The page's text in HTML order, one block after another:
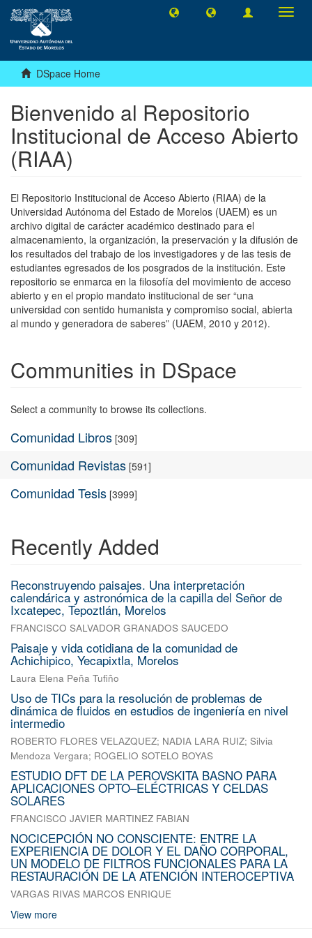
DSpace Home
Bienvenido al Repositorio
Institucional de Acceso Abierto
(RIAA)
El Repositorio Institucional de Acceso Abierto (RIAA) de la
Universidad Autónoma del Estado de Morelos (UAEM) es un
archivo digital de carácter académico destinado para el
almacenamiento, la organización, la preservación y la difusión de
los resultados del trabajo de los investigadores y de las tesis de
estudiantes egresados de los posgrados de la institución. Este
repositorio se enmarca en la filosofía del movimiento de acceso
abierto y en el propio mandato institucional de ser “una
universidad con sentido humanista y compromiso social, abierta
al mundo y generadora de saberes” (UAEM, 2010 y 2012).
Communities in DSpace
Select a community to browse its collections.
Comunidad Libros [309]
Comunidad Revistas [591]
Comunidad Tesis [3999]
Recently Added
Reconstruyendo paisajes. Una interpretación
calendárica y astronómica de la capilla del Señor de
Ixcatepec, Tepoztlán, Morelos
FRANCISCO SALVADOR GRANADOS SAUCEDO
Paisaje y vida cotidiana de la comunidad de
Achichipico, Yecapixtla, Morelos
Laura Elena Peña Tufiño
Uso de TICs para la resolución de problemas de
dinámica de fluidos en estudios de ingeniería en nivel
intermedio
ROBERTO FLORES VELAZQUEZ; NADIA LARA RUIZ; Silvia
Mendoza Vergara; ROGELIO SOTELO BOYAS
ESTUDIO DFT DE LA PEROVSKITA BASNO PARA
APLICACIONES OPTO–ELÉCTRICAS Y CELDAS
SOLARES
FRANCISCO JAVIER MARTINEZ FABIAN
NOCICEPCIÓN NO CONSCIENTE: ENTRE LA
EXPERIENCIA DE DOLOR Y EL DAÑO CORPORAL,
UN MODELO DE FILTROS FUNCIONALES PARA LA
RESTAURACIÓN DE LA ATENCIÓN INTEROCEPTIVA
VARGAS RIVAS MARCOS ENRIQUE
View more